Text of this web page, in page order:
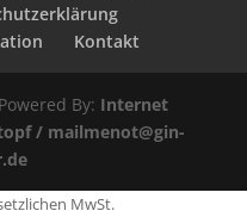
Kontakt
By: Internet
/ mailmenot@gin-
MwSt.